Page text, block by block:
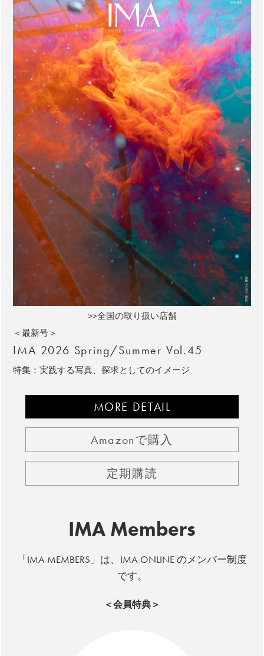
>>全国の取り扱い店舗
＜最新号＞
IMA 2026 Spring/Summer Vol.45
特集：実践する写真、探求としてのイメージ
MORE DETAIL
Amazonで購入
定期購読
IMA Members
「IMA MEMBERS」は、IMA ONLINE のメンバー制度
です。
＜会員特典＞